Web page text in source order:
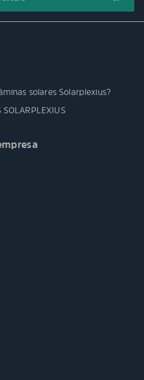
solares Solarplexius?
SOLARPLEXIUS